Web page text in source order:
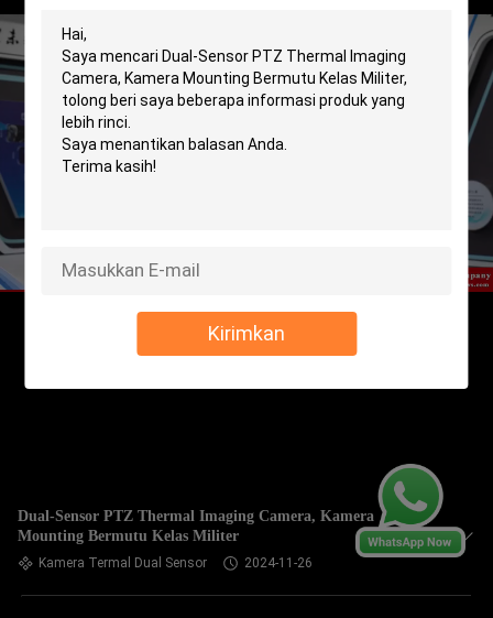
Kirimkan
Dual-Sensor PTZ Thermal Imaging Camera, Kamera
Mounting Bermutu Kelas Militer
Kamera Termal Dual Sensor 2024-11-26